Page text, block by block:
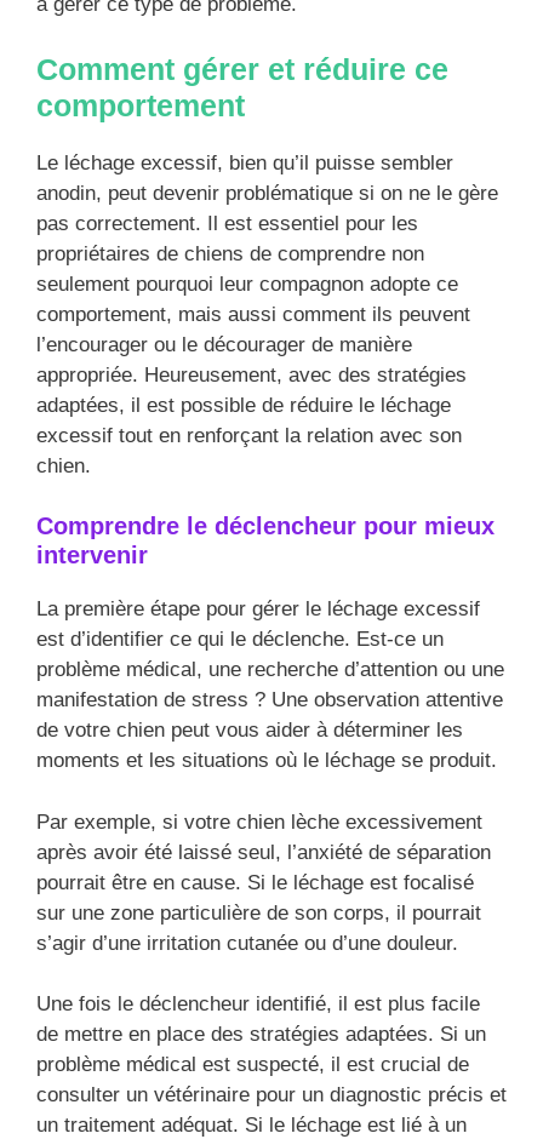
à gérer ce type de problème.
Comment gérer et réduire ce
comportement
Le léchage excessif, bien qu’il puisse sembler
anodin, peut devenir problématique si on ne le gère
pas correctement. Il est essentiel pour les
propriétaires de chiens de comprendre non
seulement pourquoi leur compagnon adopte ce
comportement, mais aussi comment ils peuvent
l’encourager ou le décourager de manière
appropriée. Heureusement, avec des stratégies
adaptées, il est possible de réduire le léchage
excessif tout en renforçant la relation avec son
chien.
Comprendre le déclencheur pour mieux
intervenir
La première étape pour gérer le léchage excessif
est d’identifier ce qui le déclenche. Est-ce un
problème médical, une recherche d’attention ou une
manifestation de stress ? Une observation attentive
de votre chien peut vous aider à déterminer les
moments et les situations où le léchage se produit.
Par exemple, si votre chien lèche excessivement
après avoir été laissé seul, l’anxiété de séparation
pourrait être en cause. Si le léchage est focalisé
sur une zone particulière de son corps, il pourrait
s’agir d’une irritation cutanée ou d’une douleur.
Une fois le déclencheur identifié, il est plus facile
de mettre en place des stratégies adaptées. Si un
problème médical est suspecté, il est crucial de
consulter un vétérinaire pour un diagnostic précis et
un traitement adéquat. Si le léchage est lié à un